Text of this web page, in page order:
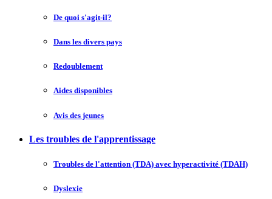
De quoi s'agit-il?
Dans les divers pays
Redoublement
Aides disponibles
Avis des jeunes
Les troubles de l'apprentissage
Troubles de l'attention (TDA) avec hyperactivité (TDAH)
Dyslexie